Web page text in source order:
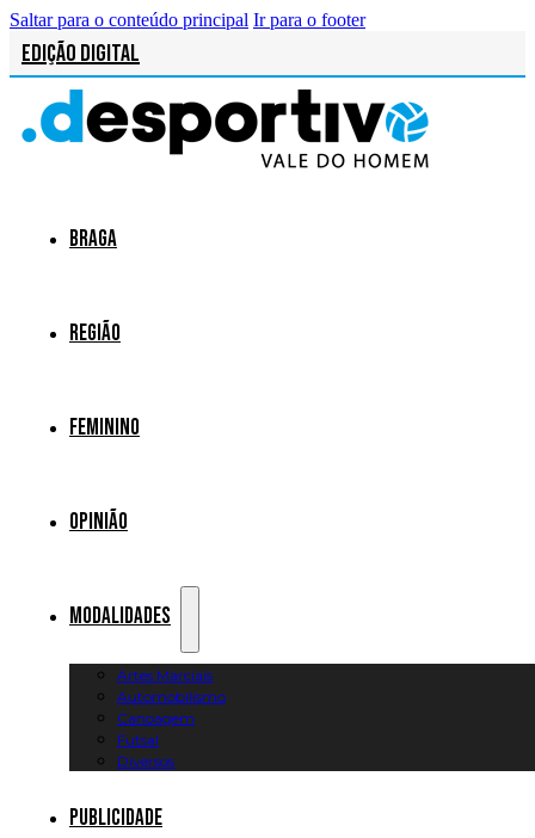
Saltar para o conteúdo principal Ir para o footer
Edição Digital
Braga
Região
Feminino
Opinião
Modalidades
Artes Marciais
Automobilismo
Canoagem
Futsal
Diversos
Publicidade